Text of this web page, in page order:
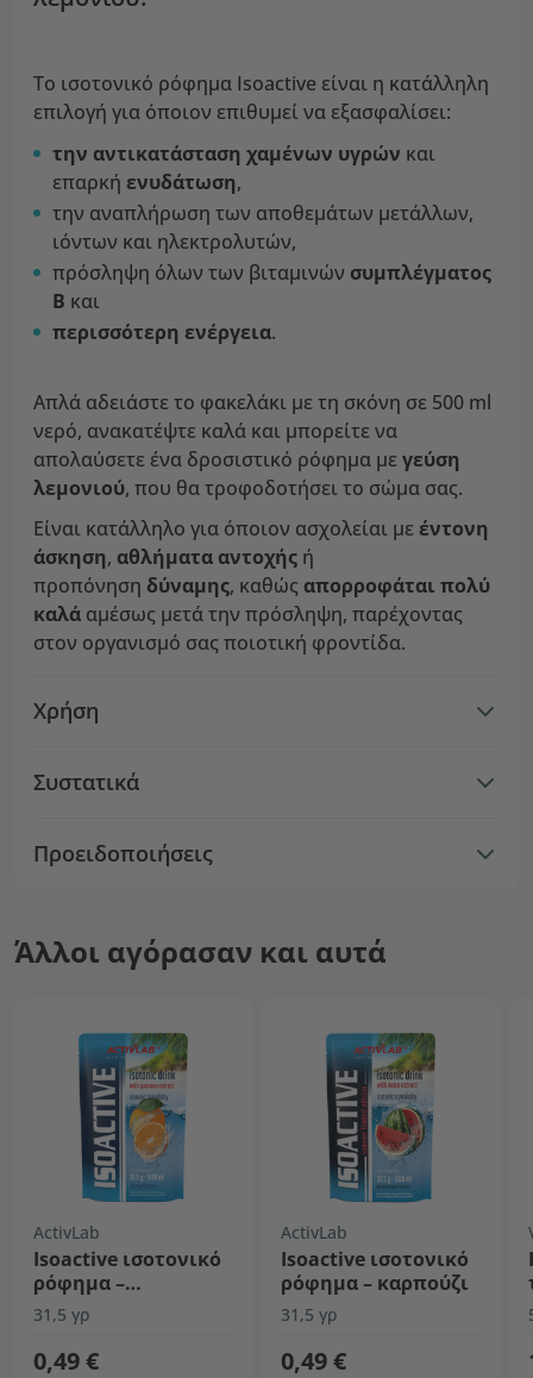
Το ισοτονικό ρόφημα Isoactive είναι η κατάλληλη
επιλογή για όποιον επιθυμεί να εξασφαλίσει:
την αντικατάσταση χαμένων υγρών και
επαρκή ενυδάτωση,
την αναπλήρωση των αποθεμάτων μετάλλων,
ιόντων και ηλεκτρολυτών,
πρόσληψη όλων των βιταμινών συμπλέγματος
Β και
περισσότερη ενέργεια.
Απλά αδειάστε το φακελάκι με τη σκόνη σε 500 ml
νερό, ανακατέψτε καλά και μπορείτε να
απολαύσετε ένα δροσιστικό ρόφημα μεγεύση
λεμονιού, που θα τροφοδοτήσει το σώμα σας.
Είναι κατάλληλο για όποιον ασχολείαι μεέντονη
άσκηση, αθλήματα αντοχής ή
προπόνηση δύναμης, καθώς απορροφάται πολύ
καλά αμέσως μετά την πρόσληψη, παρέχοντας
στον οργανισμό σας ποιοτική φροντίδα.
Χρήση
Συστατικά
Προειδοποιήσεις
Άλλοι αγόρασαν και αυτά
ActivLab
Isoactive ισοτονικό
ρόφημα –
πορτοκάλι
31,5 γρ
0,49 €
ActivLab
Isoactive ισοτονικό
ρόφημα – καρπούζι
31,5 γρ
0,49 €